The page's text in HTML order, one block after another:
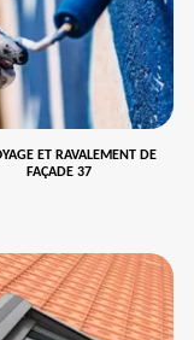
ET RAVALEMENT DE
FAÇADE 37